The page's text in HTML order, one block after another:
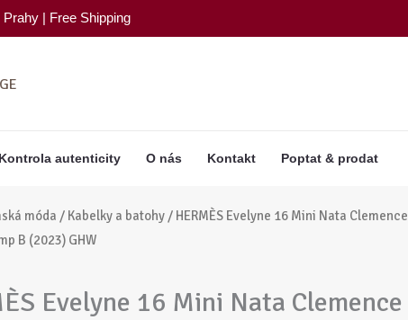
| Free Shipping
Kontrola autenticity O nás Kontakt Poptat & prodat
móda / Kabelky a batohy / HERMÈS Evelyne 16 Mini Nata Clemence
B (2023) GHW
Evelyne 16 Mini Nata Clemence